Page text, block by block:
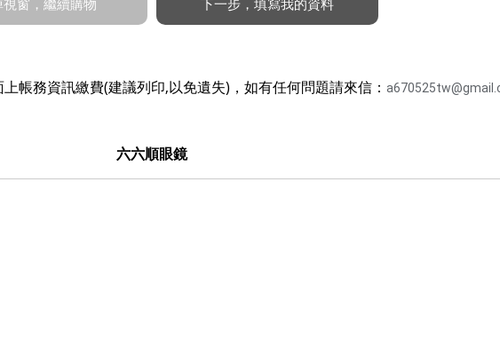
帳務資訊繳費(建議列印,以免遺失)，如有任何問題請來信：
六六順眼鏡